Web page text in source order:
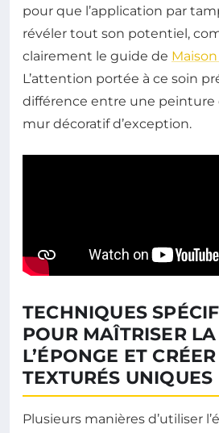
pour que l’application par
révéler tout son potentiel,
clairement le guide de
L’attention portée à ce soin
différence entre une peinture
mur décoratif d’exception.
TECHNIQUES
POUR MAÎTRISER
L’ÉPONGE ET
TEXTURÉS UNIQUES
Plusieurs manières d’utiliser